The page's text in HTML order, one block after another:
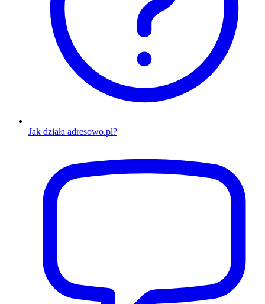
Jak działa adresowo.pl?